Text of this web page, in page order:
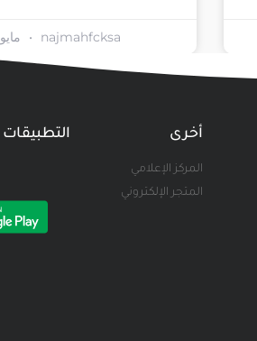
najmahfcksa مايو 21, 2026
أخرى
المركز الإعلامي
المتجر الإلكتروني
التطبيقات